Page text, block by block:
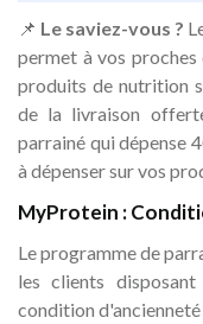
📌 Le saviez-vous ?
permet à vos
produits de nutrition
de la livraison
parrainé qui dépense
à dépenser sur vos
MyProtein :
Le programme de
les clients
condition